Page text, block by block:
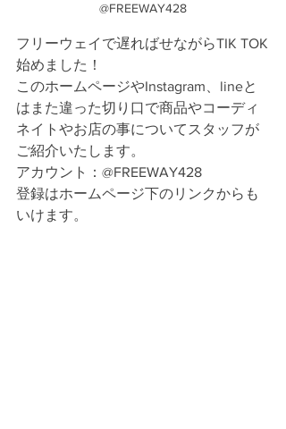
@FREEWAY428
フリーウェイで遅ればせながらTIK TOK
始めました！
このホームページやInstagram、lineと
はまた違った切り口で商品やコーディ
ネイトやお店の事についてスタッフが
ご紹介いたします。
アカウント：@FREEWAY428
登録はホームページ下のリンクからも
いけます。